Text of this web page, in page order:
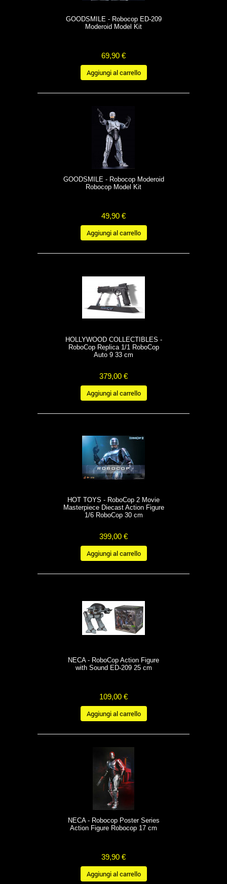
GOODSMILE - Robocop ED-209
Moderoid Model Kit
69,90 €
Aggiungi al carrello
GOODSMILE - Robocop Moderoid
Robocop Model Kit
49,90 €
Aggiungi al carrello
HOLLYWOOD COLLECTIBLES -
RoboCop Replica 1/1 RoboCop
Auto 9 33 cm
379,00 €
Aggiungi al carrello
HOT TOYS - RoboCop 2 Movie
Masterpiece Diecast Action Figure
1/6 RoboCop 30 cm
399,00 €
Aggiungi al carrello
NECA - RoboCop Action Figure
with Sound ED-209 25 cm
109,00 €
Aggiungi al carrello
NECA - Robocop Poster Series
Action Figure Robocop 17 cm
39,90 €
Aggiungi al carrello